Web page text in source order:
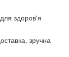
здоров'я
зручна